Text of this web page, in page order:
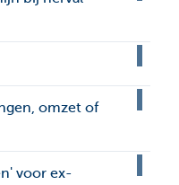
omzet of
voor ex-